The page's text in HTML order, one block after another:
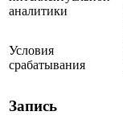
аналитики
Условия
срабатывания
Запись